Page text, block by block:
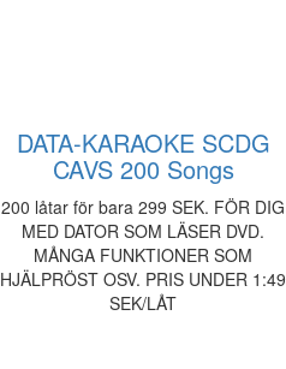
DATA-KARAOKE SCDG
CAVS 200 Songs
200 låtar för bara 299 SEK. FÖR DIG
MED DATOR SOM LÄSER DVD.
MÅNGA FUNKTIONER SOM
HJÄLPRÖST OSV. PRIS UNDER 1:49
SEK/LÅT